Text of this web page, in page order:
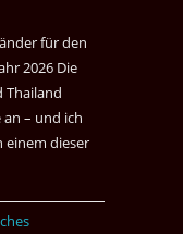
für den
2026 Die
Thailand
– und ich
einem dieser